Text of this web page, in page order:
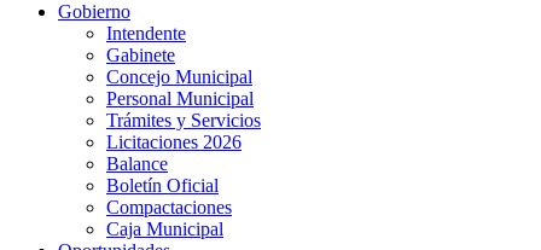
Gobierno
Intendente
Gabinete
Concejo Municipal
Personal Municipal
Trámites y Servicios
Licitaciones 2026
Balance
Boletín Oficial
Compactaciones
Caja Municipal